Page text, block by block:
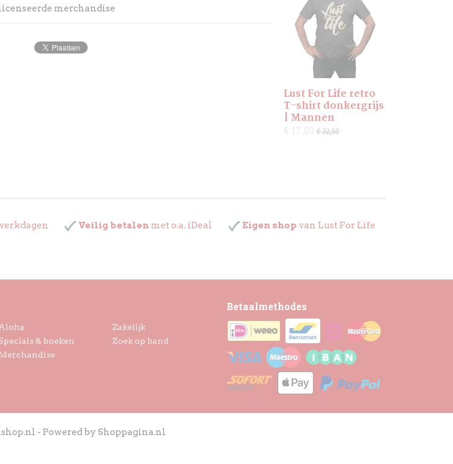
merchandise
Lust For Life retro
T-shirt donkergrijs
| Mannen
€ 22,50
Veilig betalen met o.a. iDeal Eigen shop van Lust For Life
Aloha
& boeken
Zakelijk
Zoek op band
Betaalmethodes
- Powered by Shoppagina.nl